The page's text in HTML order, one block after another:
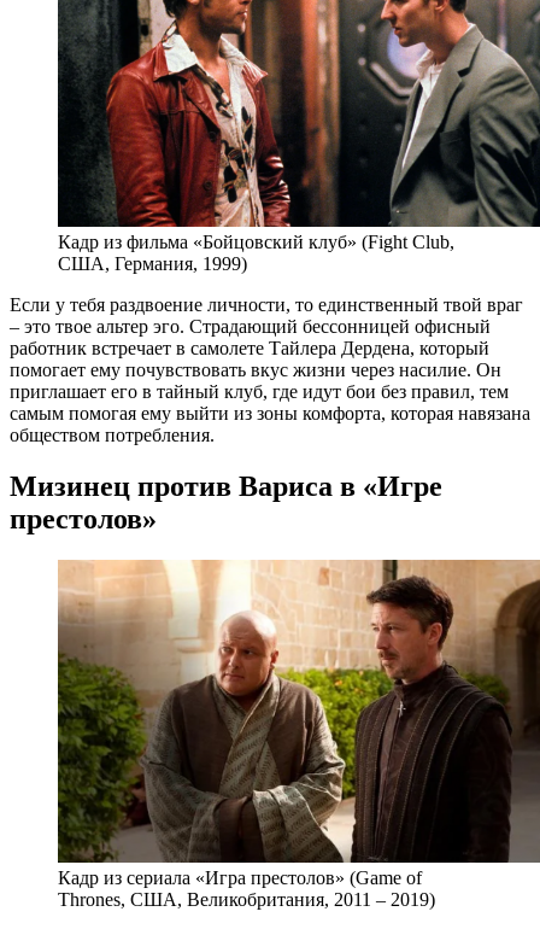
Кадр из фильма «Бойцовский клуб» (Fight Club,
США, Германия, 1999)
Если у тебя раздвоение личности, то единственный твой враг
– это твое альтер эго. Страдающий бессонницей офисный
работник встречает в самолете Тайлера Дердена, который
помогает ему почувствовать вкус жизни через насилие. Он
приглашает его в тайный клуб, где идут бои без правил, тем
самым помогая ему выйти из зоны комфорта, которая навязана
обществом потребления.
Мизинец против Вариса в «Игре
престолов»
Кадр из сериала «Игра престолов» (Game of
Thrones, США, Великобритания, 2011 – 2019)